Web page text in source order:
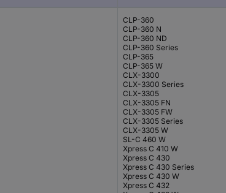
CLP-360
CLP-360 N
CLP-360 ND
CLP-360 Series
CLP-365
CLP-365 W
CLX-3300
CLX-3300 Series
CLX-3305
CLX-3305 FN
CLX-3305 FW
CLX-3305 Series
CLX-3305 W
SL-C 460 W
Xpress C 410 W
Xpress C 430
Xpress C 430 Series
Xpress C 430 W
Xpress C 432